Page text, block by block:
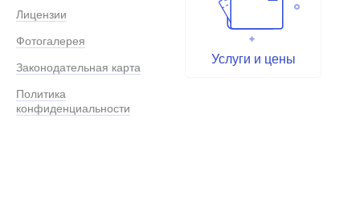
Лицензии
Фотогалерея
Законодательная карта
Политика
конфиденциальности
Услуги и цены